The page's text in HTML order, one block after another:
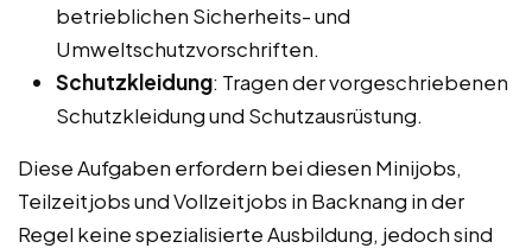
betrieblichen Sicherheits- und
Umweltschutzvorschriften.
Schutzkleidung: Tragen der vorgeschriebenen
Schutzkleidung und Schutzausrüstung.
Diese Aufgaben erfordern bei diesen Minijobs,
Teilzeitjobs und Vollzeitjobs in Backnang in der
Regel keine spezialisierte Ausbildung, jedoch sind